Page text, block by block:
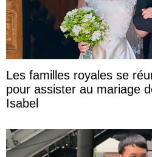
Les familles royales se
pour assister au mariage
Isabel